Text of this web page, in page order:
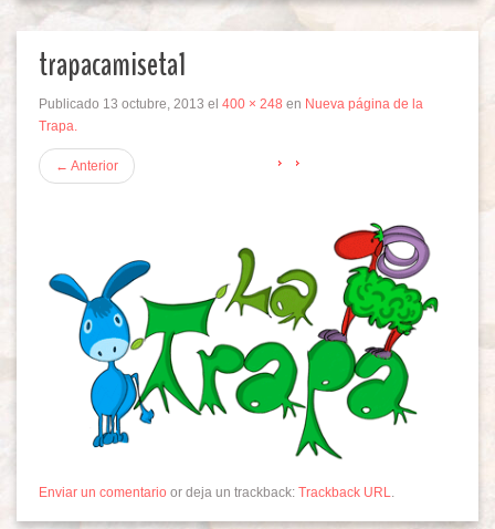
trapacamiseta1
Publicado 13 octubre, 2013 el 400 × 248 en Nueva página de la
Trapa.
← Anterior
Enviar un comentario or deja un trackback: Trackback URL.